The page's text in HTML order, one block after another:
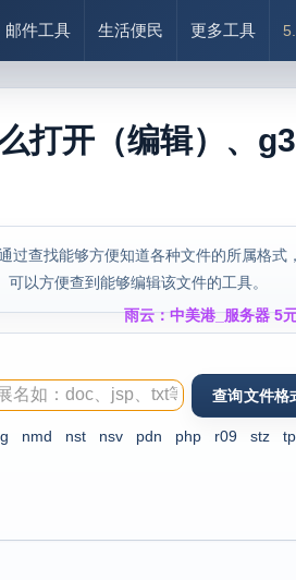
邮件工具 生活便民 更多工具
打开（编辑）、
过查找能够方便知道各种文件的所属格式
以方便查到能够编辑该文件的工具。
雨云：中美港_服务器 5
nmd nst nsv pdn php r09 stz